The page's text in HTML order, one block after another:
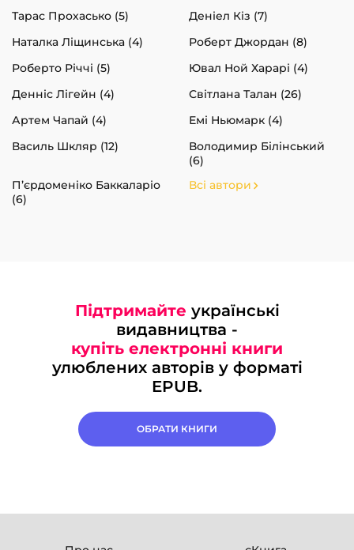
Тарас Прохасько (5)
Деніел Кіз (7)
Наталка Ліщинська (4)
Роберт Джордан (8)
Роберто Річчі (5)
Ювал Ной Харарі (4)
Денніс Лігейн (4)
Світлана Талан (26)
Артем Чапай (4)
Емі Ньюмарк (4)
Василь Шкляр (12)
Володимир Білінський
(6)
П’єрдоменіко Баккаларіо
(6)
Всі автори
Підтримайте українські
видавництва -
купіть електронні книги
улюблених авторів у форматі
EPUB.
ОБРАТИ КНИГИ